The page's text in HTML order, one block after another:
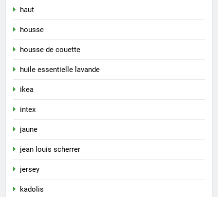
haut
housse
housse de couette
huile essentielle lavande
ikea
intex
jaune
jean louis scherrer
jersey
kadolis